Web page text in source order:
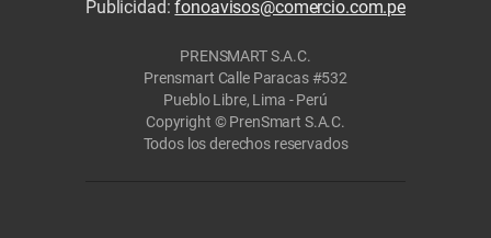
Publicidad:fonoavisos@comercio.com.pe
PRENSMART S.A.C.
Prensmart Calle Paracas #532
Pueblo Libre, Lima - Perú
Copyright © PrenSmart S.A.C.
Todos los derechos reservados